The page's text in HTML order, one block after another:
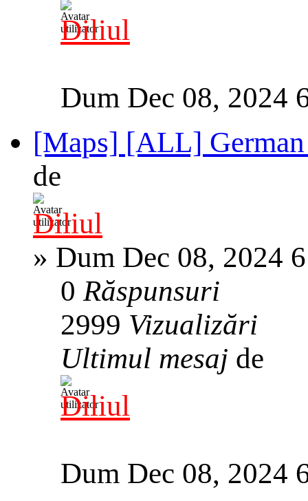
Diliul
Dum Dec 08, 2024
[Maps] [ALL]
de
Diliul
» Dum Dec 08, 2024
0Răspunsuri
2999 Vizualizări
Ultimul mesaj de
Diliul
Dum Dec 08, 2024